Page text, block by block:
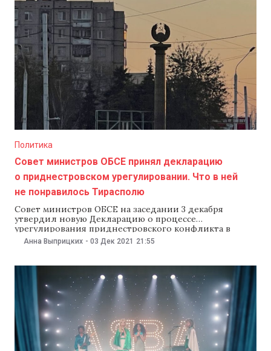
Политика
Совет министров ОБСЕ принял декларацию
о приднестровском урегулировании. Что в ней
не понравилось Тирасполю
Совет министров ОБСЕ на заседании 3 декабря
утвердил новую Декларацию о процессе
урегулирования приднестровского конфликта в
формате «5+2». В ней говорится о необходимости
найти решение приднестровского конфликта с
целостности Молдовы и с предоставлением особого
статуса Приднестровью. В Тирасполе заявили, что
документ «носит неполноценный характер и не
Анна Выприцких - 03 Дек 2021 21:55